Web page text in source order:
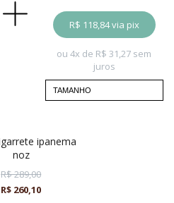
R$ 118,84via pix
ou 4x de R$ 31,27 sem
juros
TAMANHO
noz
R$ 289,00
R$ 260,10